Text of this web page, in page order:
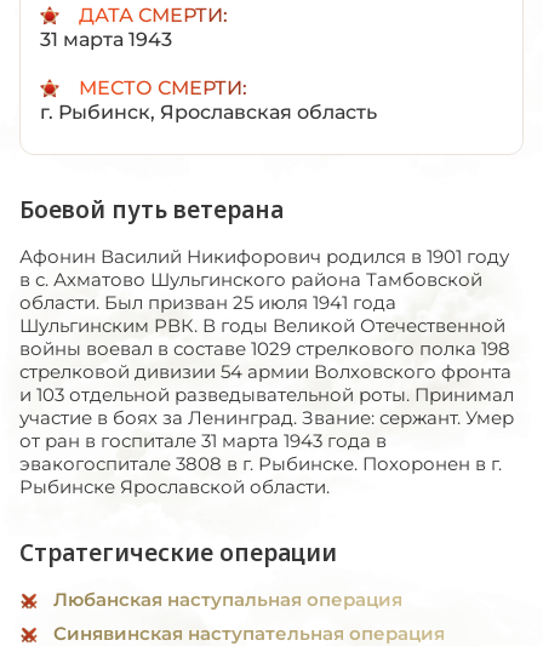
ДАТА СМЕРТИ:
31 марта 1943
МЕСТО СМЕРТИ:
г. Рыбинск, Ярославская область
Боевой путь ветерана
Афонин Василий Никифорович родился в 1901 году
в с. Ахматово Шульгинского района Тамбовской
области. Был призван 25 июля 1941 года
Шульгинским РВК. В годы Великой Отечественной
войны воевал в составе 1029 стрелкового полка 198
стрелковой дивизии 54 армии Волховского фронта
и 103 отдельной разведывательной роты. Принимал
участие в боях за Ленинград. Звание: сержант. Умер
от ран в госпитале 31 марта 1943 года в
эвакогоспитале 3808 в г. Рыбинске. Похоронен в г.
Рыбинске Ярославской области.
Стратегические операции
Любанская наступальная операция
Синявинская наступательная операция